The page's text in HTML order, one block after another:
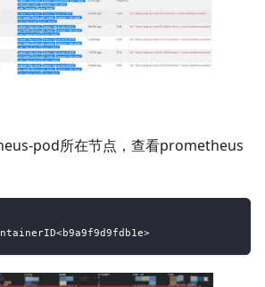
pod所在节点，查看prometheus